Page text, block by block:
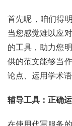
首先呢，咱们得
当您感觉难以应
的工具，助力您
供的范文能够当
论点、运用学术
辅导工具：正确
在使用代写服务